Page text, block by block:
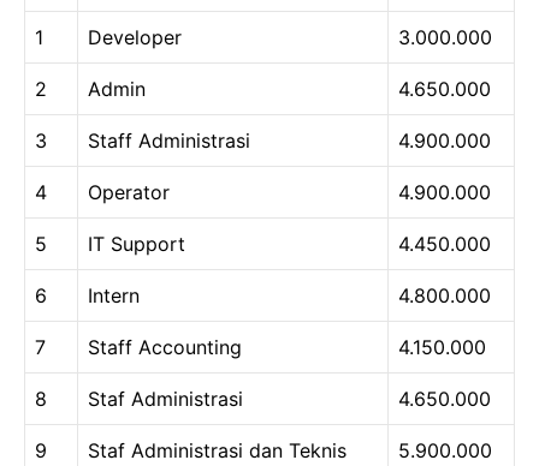
1 Developer 3.000.000
2 Admin 4.650.000
3 Staff Administrasi 4.900.000
4 Operator 4.900.000
5 IT Support 4.450.000
6 Intern 4.800.000
7 Staff Accounting 4.150.000
8 Staf Administrasi 4.650.000
9 Staf Administrasi dan Teknis 5.900.000